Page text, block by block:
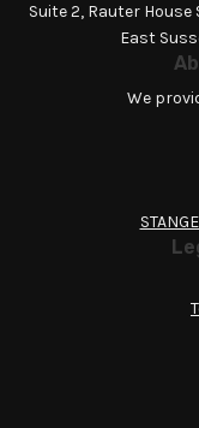
Suite 2, Rauter
East
We